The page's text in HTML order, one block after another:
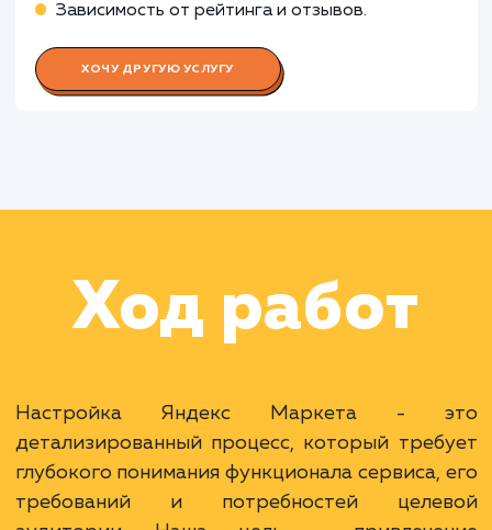
Работа Специалиста по аналитике
Раскладываем
услугу на пиксели
Преимущества